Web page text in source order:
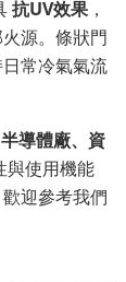
抗UV效果 ，
源。條狀門
常冷氣氣流
半導體廠、資
與使用機能
迎參考我們